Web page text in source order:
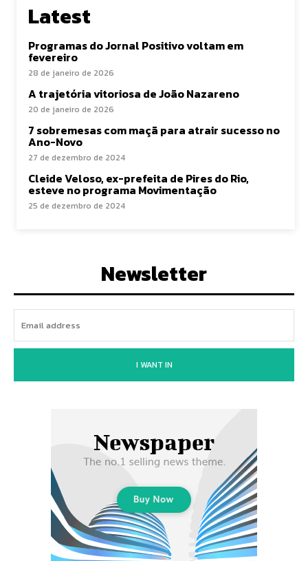
Latest
Programas do Jornal Positivo voltam em
fevereiro
28 de janeiro de 2026
A trajetória vitoriosa de João Nazareno
20 de janeiro de 2026
7 sobremesas com maçã para atrair sucesso no
Ano-Novo
27 de dezembro de 2024
Cleide Veloso, ex-prefeita de Pires do Rio,
esteve no programa Movimentação
25 de dezembro de 2024
Newsletter
I WANT IN